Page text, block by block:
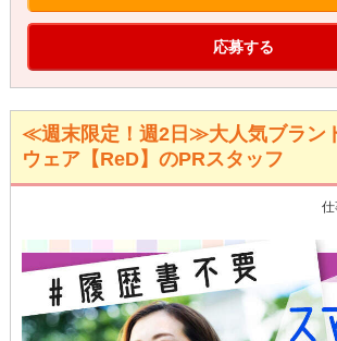
応募する
≪週末限定！週2日≫大人気ブラン
ウェア【ReD】のPRスタッフ